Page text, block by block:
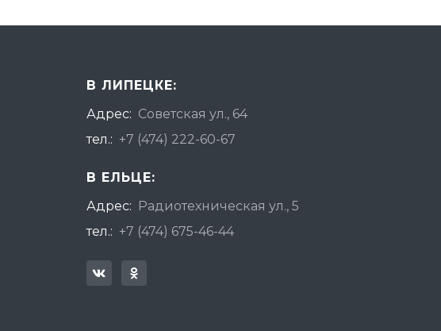
В ЛИПЕЦКЕ:
Адрес: Советская ул., 64
тел.: +7 (474) 222-60-67
В ЕЛЬЦЕ:
Адрес:
Радиотехническая ул., 5
тел.: +7 (474) 675-46-44